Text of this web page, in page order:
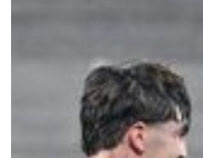
Prima squadra
Genoa for Special
Rappresentanza
Kit Gara 25/26